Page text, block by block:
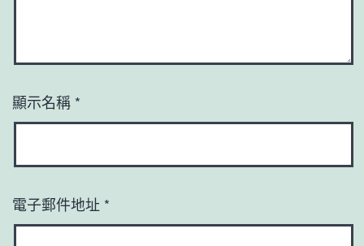
顯示名稱 *
電子郵件地址 *